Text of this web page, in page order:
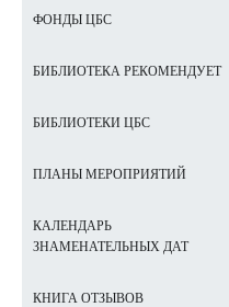
ФОНДЫ ЦБС
БИБЛИОТЕКА РЕКОМЕНДУЕТ
БИБЛИОТЕКИ ЦБС
ПЛАНЫ МЕРОПРИЯТИЙ
КАЛЕНДАРЬ
ЗНАМЕНАТЕЛЬНЫХ ДАТ
КНИГА ОТЗЫВОВ